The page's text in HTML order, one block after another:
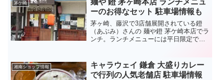
ポートと店舗情...
茅ケ崎
麺や 鐙 茅ヶ崎本店 ランチメニュ
ーのお得なセット 駐車場情報も
茅ヶ崎、藤沢で3店舗展開されている鐙
（あぶみ）さんの 麺や鐙 茅ケ崎本店でラ
ンチ。ランチメニューには平日限定です
の紹介、駐車場情報もお届けしますね。
麺や 鐙 茅ケ崎本店...
湘南ショップ情報
キャラウェイ 鎌倉 大盛りカレー
で行列の人気老舗店 駐車場情報